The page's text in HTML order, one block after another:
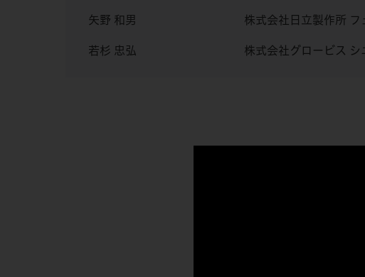
矢野 和男 株式会社日立製作所
若杉 忠弘 株式会社グロービス